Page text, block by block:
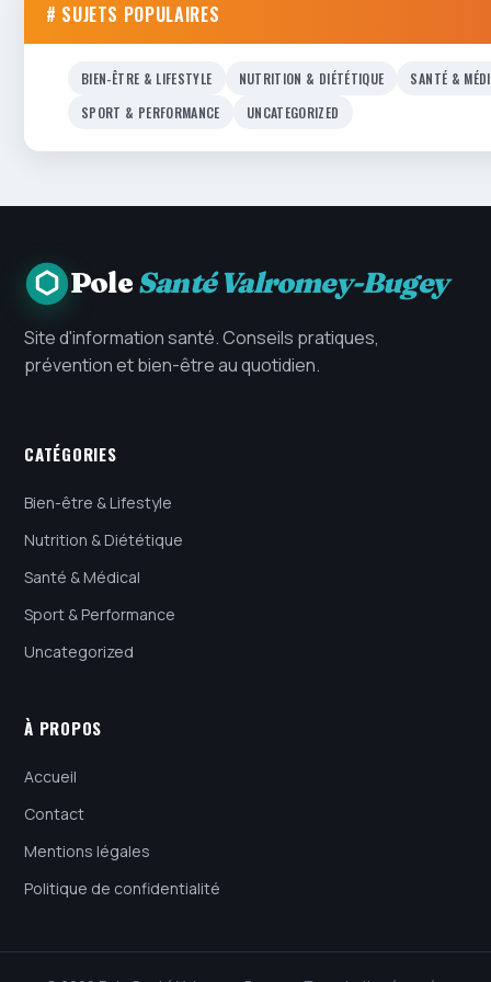
# SUJETS POPULAIRES
BIEN-ÊTRE & LIFESTYLE NUTRITION & DIÉTÉTIQUE
SANTÉ &
SPORT & PERFORMANCE
UNCATEGORIZED
PoleSanté Valromey-Bugey
Site d'information santé. Conseils pratiques,
prévention et bien-être au quotidien.
CATÉGORIES
Bien-être & Lifestyle
Nutrition & Diététique
Santé & Médical
Sport & Performance
Uncategorized
À PROPOS
Accueil
Contact
Mentions légales
Politique de confidentialité